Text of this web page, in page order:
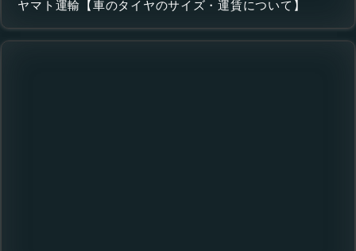
ヤマト運輸【車のタイヤのサイズ・運賃について】